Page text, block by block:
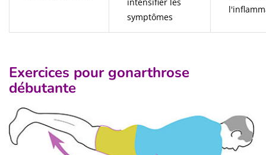
symptômes
Exercices pour gonarthrose
débutante